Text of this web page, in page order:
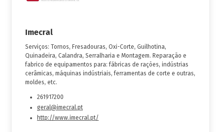
Imecral
Serviços: Tornos, Fresadouras, Oxi-Corte, Guilhotina,
Quinadeira, Calandra, Serralharia e Montagem. Reparação e
fabrico de equipamentos para: fábricas de rações, indústrias
cerâmicas, máquinas indústriais, ferramentas de corte e outras,
moldes, etc.
261917200
geral@imecral.pt
http://www.imecral.pt/